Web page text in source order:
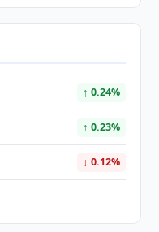
↑ 0.24%
↑ 0.23%
↓ 0.12%